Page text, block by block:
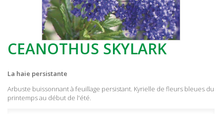
CEANOTHUS SKYLARK
La haie persistante
Arbuste buissonnant à feuillage persistant. Kyrielle de fleurs bleues du
printemps au début de l'été.